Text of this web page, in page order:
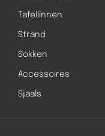
Tafellinnen
Strand
Sokken
Accessoires
Sjaals